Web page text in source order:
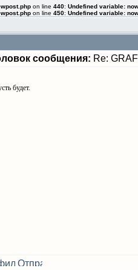
on line 440: Undefined variable:
on line 450: Undefined variable:
сообщения: Re:
будет.